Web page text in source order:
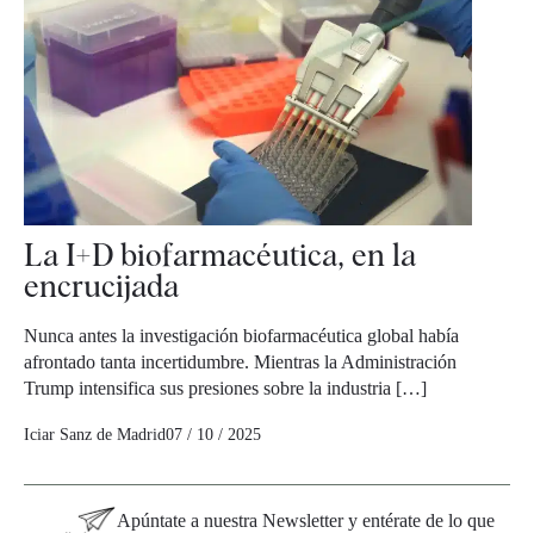
La I+D biofarmacéutica, en la
encrucijada
Nunca antes la investigación biofarmacéutica global había
afrontado tanta incertidumbre. Mientras la Administración
Trump intensifica sus presiones sobre la industria […]
Iciar Sanz de Madrid07 / 10 / 2025
Apúntate a nuestra Newsletter y entérate de lo que